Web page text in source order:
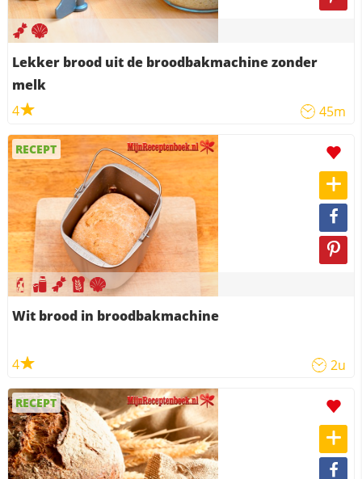
Lekker brood uit de broodbakmachine zonder
melk
4
45m
RECEPT
Wit brood in broodbakmachine
4 2u
RECEPT